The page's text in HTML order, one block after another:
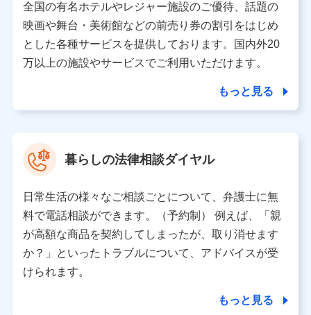
当該個人データを取り扱う各共同利用者（詳細は次のとお
り）
東京都千代田区永田町2丁目11番1号 山王パークタワー
株式会社NTTドコモ 代表取締役社長 前田 義晃
東京都中央区日本橋人形町2-14-10 アーバンネット日本橋
ビル 3F
※ 当社および株式会社NTTドコモは、お客さまの情報を利
データ憲章」に定める行動原則を順守します 。
※ パーソナルデータダッシュボードの「第三者提供の管
理」の設定状態にかかわらず、共同利用する場合がありま
※ dポイントクラブ会員ではないお客さま（2019年12月11
日以降、一度もdポイントクラブ会員であったことがないお
個人データは、こちら の利用目的の範囲内に限って共同利
全国の有名ホテルやレジャー施設のご優待、話題の
映画や舞台・美術館などの前売り券の割引をはじめ
とした各種サービスを提供しております。国内外20
万以上の施設やサービスでご利用いただけます。
もっと見る
暮らしの法律相談ダイヤル
日常生活の様々なご相談ごとについて、弁護士に無
料で電話相談ができます。（予約制） 例えば、「親
が高額な商品を契約してしまったが、取り消せます
か？」といったトラブルについて、アドバイスが受
けられます。
もっと見る